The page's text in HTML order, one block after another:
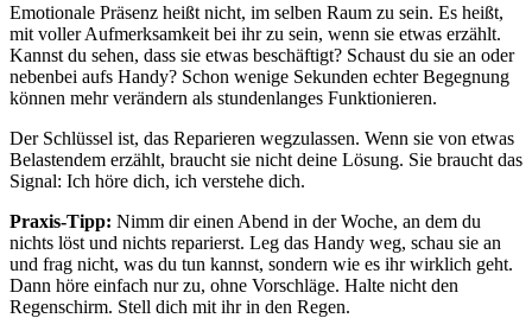
Emotionale Präsenz heißt nicht, im selben Raum zu sein. Es heißt,
mit voller Aufmerksamkeit bei ihr zu sein, wenn sie etwas erzählt.
Kannst du sehen, dass sie etwas beschäftigt? Schaust du sie an oder
nebenbei aufs Handy? Schon wenige Sekunden echter Begegnung
können mehr verändern als stundenlanges Funktionieren.
Der Schlüssel ist, das Reparieren wegzulassen. Wenn sie von etwas
Belastendem erzählt, braucht sie nicht deine Lösung. Sie braucht das
Signal: Ich höre dich, ich verstehe dich.
Praxis-Tipp: Nimm dir einen Abend in der Woche, an dem du
nichts löst und nichts reparierst. Leg das Handy weg, schau sie an
und frag nicht, was du tun kannst, sondern wie es ihr wirklich geht.
Dann höre einfach nur zu, ohne Vorschläge. Halte nicht den
Regenschirm. Stell dich mit ihr in den Regen.